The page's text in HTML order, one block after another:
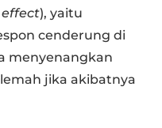
), yaitu
cenderung di
menyenangkan
jika akibatnya